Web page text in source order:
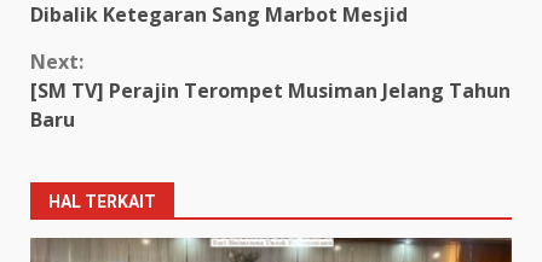
Dibalik Ketegaran Sang Marbot Mesjid
Next:
[SM TV] Perajin Terompet Musiman Jelang Tahun
Baru
HAL TERKAIT